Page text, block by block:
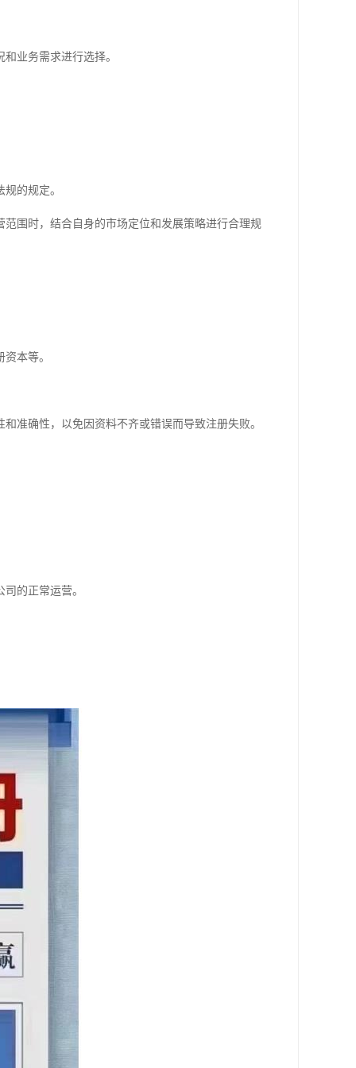
业务需求进行选择。
的规定。
围时，结合自身的市场定位和发展策略进行合理规
本等。
准确性，以免因资料不齐或错误而导致注册失败。
的正常运营。